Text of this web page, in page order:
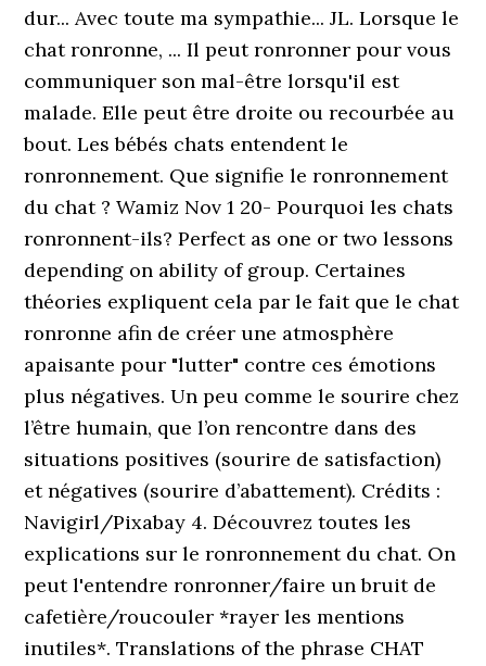
dur... Avec toute ma sympathie... JL. Lorsque le
chat ronronne, ... Il peut ronronner pour vous
communiquer son mal-être lorsqu'il est
malade. Elle peut être droite ou recourbée au
bout. Les bébés chats entendent le
ronronnement. Que signifie le ronronnement
du chat ? Wamiz Nov 1 20- Pourquoi les chats
ronronnent-ils? Perfect as one or two lessons
depending on ability of group. Certaines
théories expliquent cela par le fait que le chat
ronronne afin de créer une atmosphère
apaisante pour "lutter" contre ces émotions
plus négatives. Un peu comme le sourire chez
l’être humain, que l’on rencontre dans des
situations positives (sourire de satisfaction)
et négatives (sourire d’abattement). Crédits :
Navigirl/Pixabay 4. Découvrez toutes les
explications sur le ronronnement du chat. On
peut l'entendre ronronner/faire un bruit de
cafetière/roucouler *rayer les mentions
inutiles*. Translations of the phrase CHAT